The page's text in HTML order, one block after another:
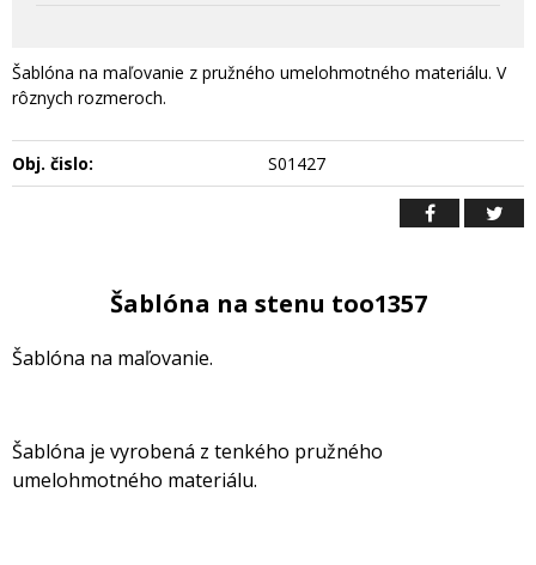
Šablóna na maľovanie z pružného umelohmotného materiálu. V
rôznych rozmeroch.
Obj. čislo: S01427
Šablóna na stenu too1357
Šablóna na maľovanie.
Šablóna je vyrobená z tenkého pružného
umelohmotného materiálu.